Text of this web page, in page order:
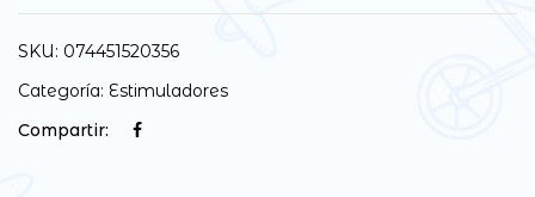
SKU: 074451520356
Categoría: Estimuladores
Compartir: